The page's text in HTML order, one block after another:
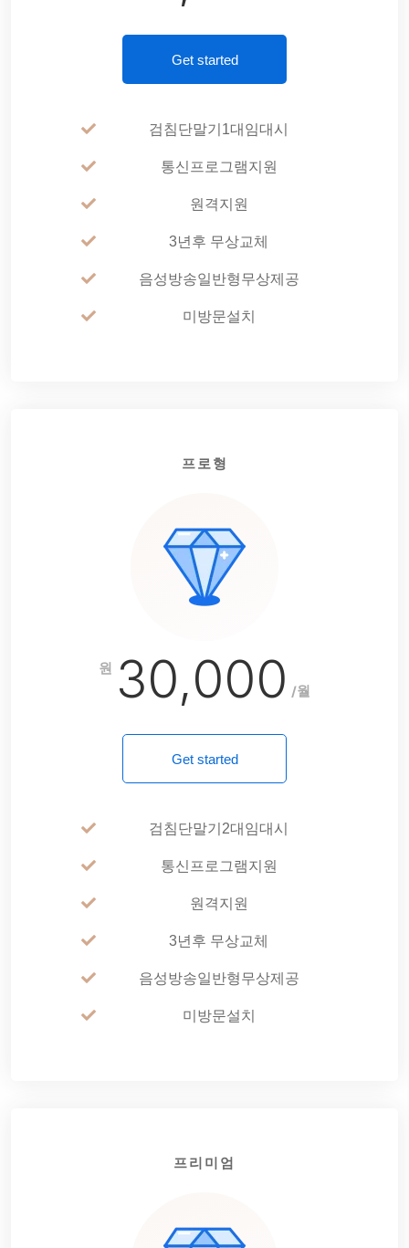
Get started
검침단말기1대임대시
통신프로그램지원
원격지원
3년후 무상교체
음성방송일반형무상제공
미방문설치
프로형
원 30,000 /월
Get started
검침단말기2대임대시
통신프로그램지원
원격지원
3년후 무상교체
음성방송일반형무상제공
미방문설치
프리미엄